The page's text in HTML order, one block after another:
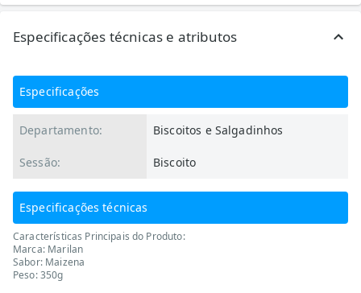
Especificações técnicas e atributos
Especificações
Departamento: Biscoitos e Salgadinhos
Sessão: Biscoito
Especificações técnicas
Características Principais do Produto:
Marca: Marilan
Sabor: Maizena
Peso: 350g